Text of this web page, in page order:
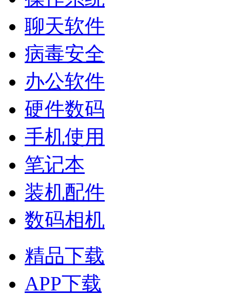
聊天软件
病毒安全
办公软件
硬件数码
手机使用
笔记本
装机配件
数码相机
精品下载
APP下载